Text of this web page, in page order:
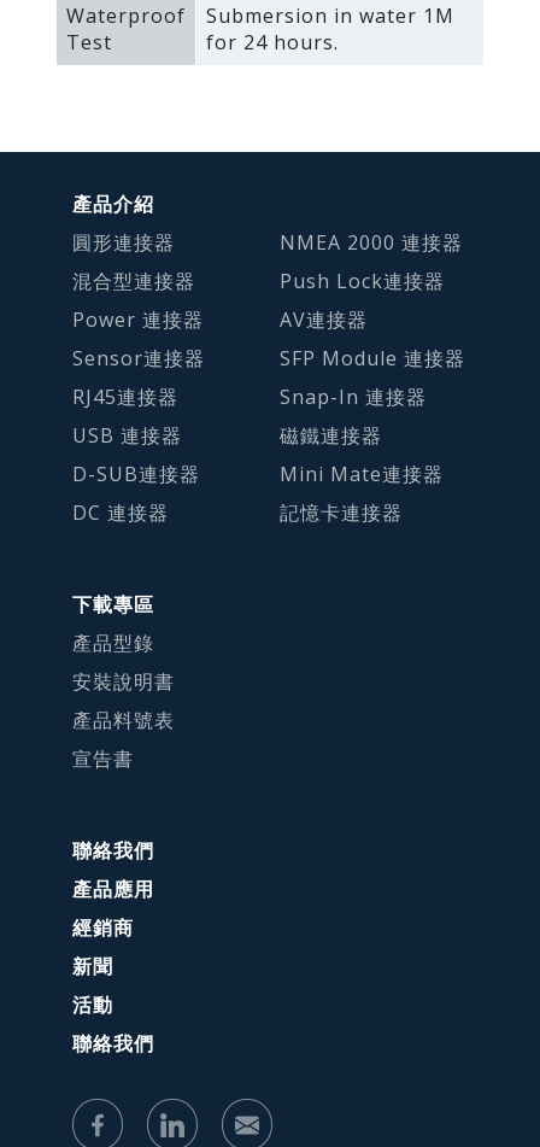
Waterproof
Test
Submersion in water 1M
for 24 hours.
產品介紹
圓形連接器
混合型連接器
Power 連接器
Sensor連接器
RJ45連接器
USB 連接器
D-SUB連接器
DC 連接器
NMEA 2000 連接器
Push Lock連接器
AV連接器
SFP Module 連接器
Snap-In 連接器
磁鐵連接器
Mini Mate連接器
記憶卡連接器
下載專區
產品型錄
安裝說明書
產品料號表
宣告書
聯絡我們
產品應用
經銷商
新聞
活動
聯絡我們